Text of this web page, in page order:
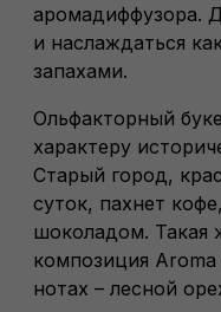
аромадиффузора.
и наслаждаться
запахами.
Ольфакторный
характеру
Старый город,
суток, пахнет
шоколадом. Такая
композиция Aroma
нотах – лесной